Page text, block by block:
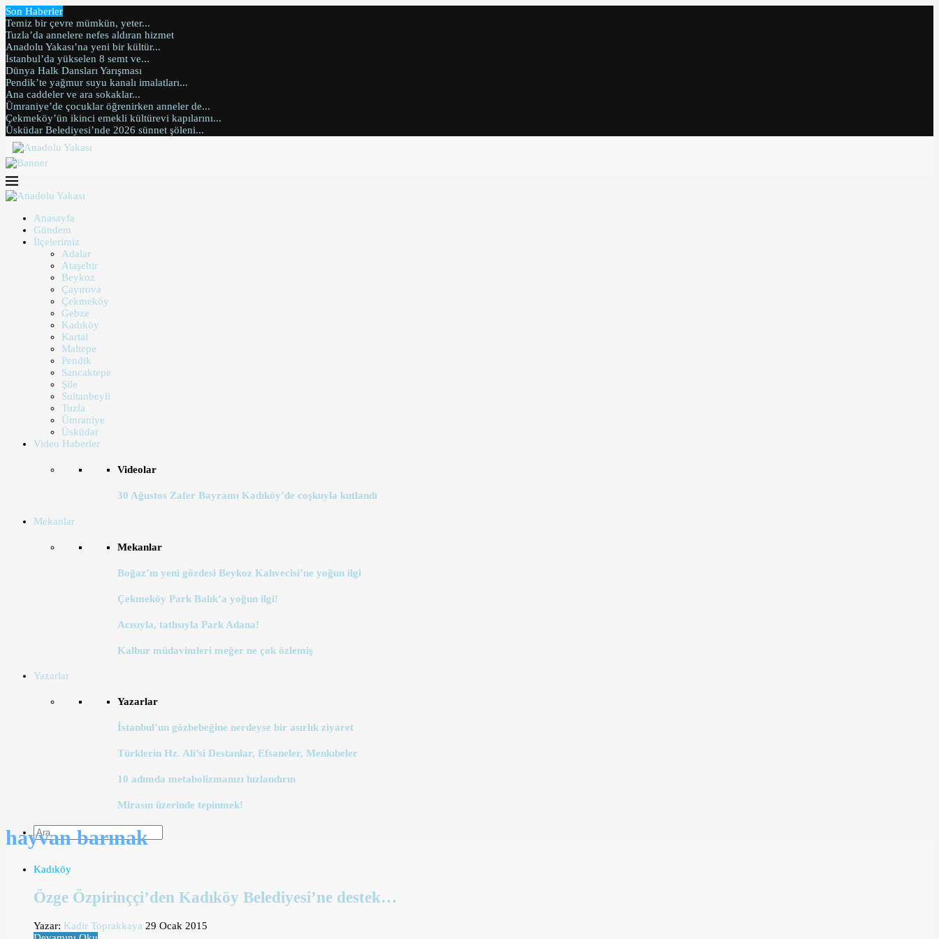
Son Haberler
Temiz bir çevre mümkün, yeter...
Tuzla’da annelere nefes aldıran hizmet
Anadolu Yakası’na yeni bir kültür...
İstanbul’da yükselen 8 semt ve...
Dünya Halk Dansları Yarışması
Pendik’te yağmur suyu kanalı imalatları...
Ana caddeler ve ara sokaklar...
Ümraniye’de çocuklar öğrenirken anneler de...
Çekmeköy’ün ikinci emekli kültürevi kapılarını...
Üsküdar Belediyesi’nde 2026 sünnet şöleni...
Anasayfa
Gündem
İlçelerimiz
Adalar
Ataşehir
Beykoz
Çayırova
Çekmeköy
Gebze
Kadıköy
Kartal
Maltepe
Pendik
Sancaktepe
Şile
Sultanbeyli
Tuzla
Ümraniye
Üsküdar
Video Haberler
Videolar
30 Ağustos Zafer Bayramı Kadıköy’de coşkuyla kutlandı
Mekanlar
Mekanlar
Boğaz’ın yeni gözdesi Beykoz Kahvecisi’ne yoğun ilgi
Çekmeköy Park Balık’a yoğun ilgi!
Acısıyla, tatlısıyla Park Adana!
Kalbur müdavimleri meğer ne çok özlemiş
Yazarlar
Yazarlar
İstanbul’un gözbebeğine nerdeyse bir asırlık ziyaret
Türklerin Hz. Ali’si Destanlar, Efsaneler, Menkıbeler
10 adımda metabolizmanızı hızlandırın
Mirasın üzerinde tepinmek!
hayvan barınak
Kadıköy
Özge Özpirinççi’den Kadıköy Belediyesi’ne destek…
Yazar: Kadir Toprakkaya 29 Ocak 2015